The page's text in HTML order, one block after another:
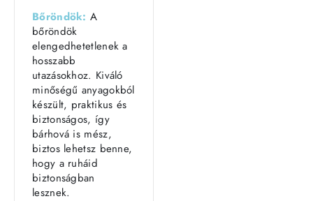
Bőröndök: A
bőröndök
elengedhetetlenek a
hosszabb
utazásokhoz. Kiváló
minőségű anyagokból
készült, praktikus és
biztonságos, így
bárhová is mész,
biztos lehetsz benne,
hogy a ruháid
biztonságban
lesznek.